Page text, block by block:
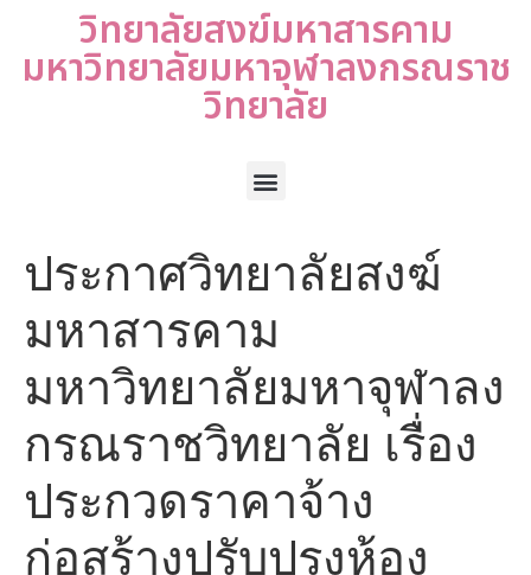
วิทยาลัยสงฆ์มหาสารคาม
มหาวิทยาลัยมหาจุฬาลงกรณราช
วิทยาลัย
ประกาศวิทยาลัยสงฆ์
มหาสารคาม
มหาวิทยาลัยมหาจุฬาลง
กรณราชวิทยาลัย เรื่อง
ประกวดราคาจ้าง
ก่อสร้างปรับปรุงห้อง